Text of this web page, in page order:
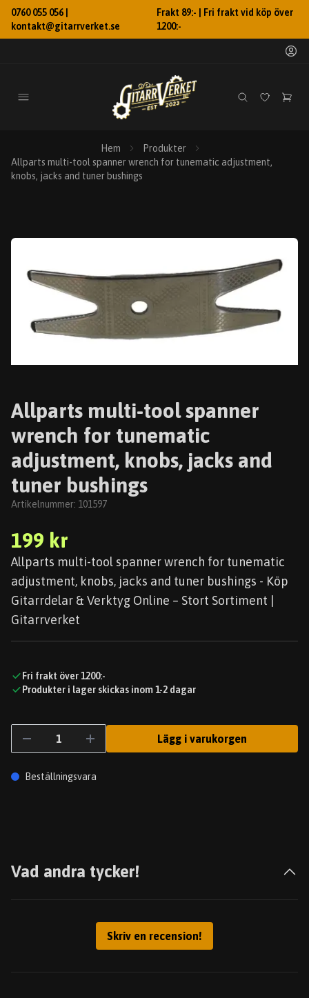
0760 055 056 |
kontakt@gitarrverket.se
Frakt 89:- | Fri frakt vid köp över
1200:-
Hem
Produkter
Allparts multi-tool spanner wrench for tunematic adjustment,
knobs, jacks and tuner bushings
Allparts multi-tool spanner
wrench for tunematic
adjustment, knobs, jacks and
tuner bushings
Artikelnummer: 101597
199 kr
Allparts multi-tool spanner wrench for tunematic
adjustment, knobs, jacks and tuner bushings - Köp
Gitarrdelar & Verktyg Online – Stort Sortiment |
Gitarrverket
Fri frakt över 1200:-
Produkter i lager skickas inom 1-2 dagar
Lägg i varukorgen
Beställningsvara
Vad andra tycker!
Skriv en recension!